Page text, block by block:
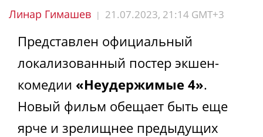
Линар Гимашев | 21.07.2023, 21:14 GMT+3
Представлен официальный
локализованный постер экшен-
комедии «Неудержимые 4».
Новый фильм обещает быть еще
ярче и зрелищнее предыдущих